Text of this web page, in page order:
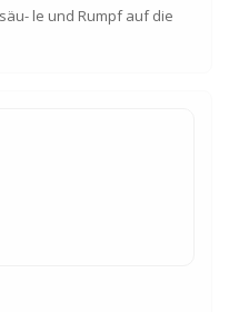
le und Rumpf auf die